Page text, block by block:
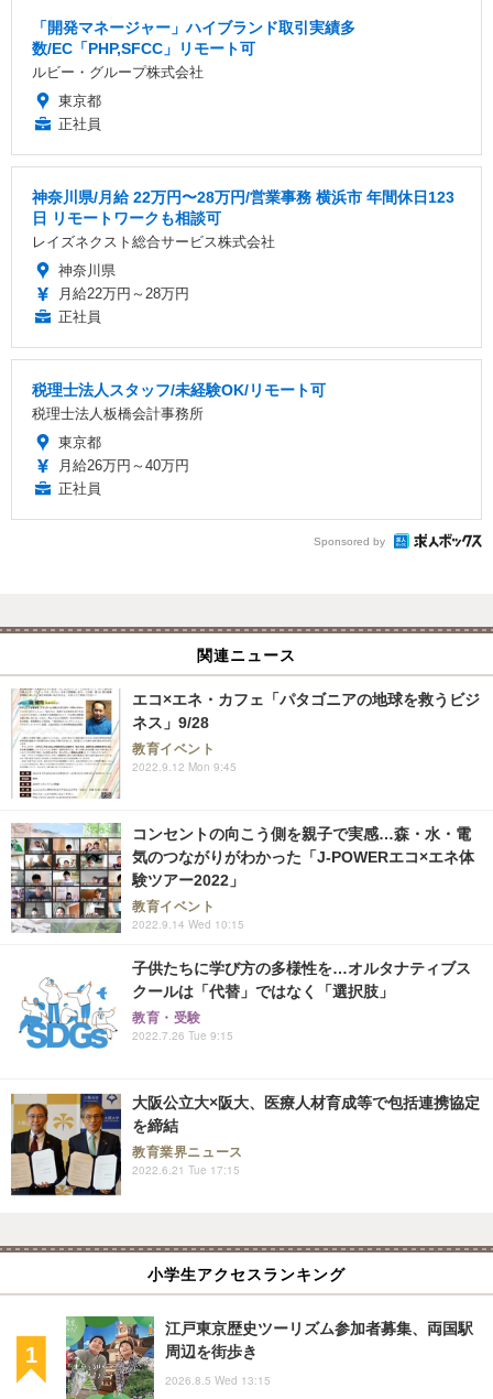
「開発マネージャー」ハイブランド取引実績多
数/EC「PHP,SFCC」リモート可
ルビー・グループ株式会社
東京都
正社員
神奈川県/月給 22万円〜28万円/営業事務 横浜市 年間休日123
日 リモートワークも相談可
レイズネクスト総合サービス株式会社
神奈川県
月給22万円～28万円
正社員
税理士法人スタッフ/未経験OK/リモート可
税理士法人板橋会計事務所
東京都
月給26万円～40万円
正社員
Sponsored by
関連ニュース
エコ×エネ・カフェ「パタゴニアの地球を救うビジ
ネス」9/28
教育イベント
2022.9.12 Mon 9:45
コンセントの向こう側を親子で実感…森・水・電
気のつながりがわかった「J-POWERエコ×エネ体
験ツアー2022」
教育イベント
2022.9.14 Wed 10:15
子供たちに学び方の多様性を…オルタナティブス
クールは「代替」ではなく「選択肢」
教育・受験
2022.7.26 Tue 9:15
大阪公立大×阪大、医療人材育成等で包括連携協定
を締結
教育業界ニュース
2022.6.21 Tue 17:15
小学生アクセスランキング
江戸東京歴史ツーリズム参加者募集、両国駅
周辺を街歩き
2026.8.5 Wed 13:15